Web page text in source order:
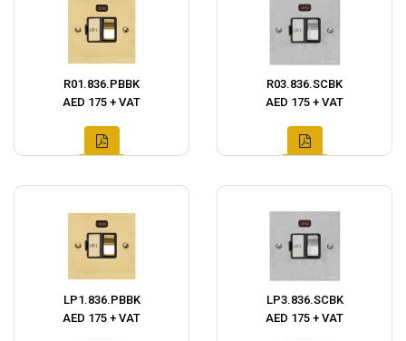
R01.836.PBBK
AED 175 + VAT
R03.836.SCBK
AED 175 + VAT
LP1.836.PBBK
AED 175 + VAT
LP3.836.SCBK
AED 175 + VAT